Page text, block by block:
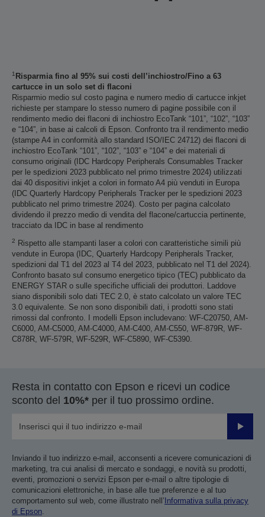
1 Risparmia fino al 95% sui costi dell’inchiostro/Fino a 63
cartucce in un solo set di flaconi
Risparmio medio sul costo pagina e numero medio di cartucce inkjet
richieste per stampare lo stesso numero di pagine possibile con il
rendimento medio dei flaconi di inchiostro EcoTank “101”, “102”, “103”
e “104”, in base ai calcoli di Epson. Confronto tra il rendimento medio
(stampe A4 in conformità allo standard ISO/IEC 24712) dei flaconi di
inchiostro EcoTank “101”, “102”, “103” e “104” e dei materiali di
consumo originali (IDC Hardcopy Peripherals Consumables Tracker
per le spedizioni 2023 pubblicato nel primo trimestre 2024) utilizzati
dai 40 dispositivi inkjet a colori in formato A4 più venduti in Europa
(IDC Quarterly Hardcopy Peripherals Tracker per le spedizioni 2023
pubblicato nel primo trimestre 2024). Costo per pagina calcolato
dividendo il prezzo medio di vendita del flacone/cartuccia pertinente,
tracciato da IDC in base al rendimento
2
Rispetto alle stampanti laser a colori con caratteristiche simili più
vendute in Europa (IDC, Quarterly Hardcopy Peripherals Tracker,
spedizioni dal T1 del 2023 al T4 del 2023, pubblicato nel T1 del 2024).
Confronto basato sul consumo energetico tipico (TEC) pubblicato da
ENERGY STAR o sulle specifiche ufficiali dei produttori. Laddove
siano disponibili solo dati TEC 2.0, è stato calcolato un valore TEC
3.0 equivalente. Se non sono disponibili dati, i prodotti sono stati
rimossi dal confronto. I modelli Epson includevano: WF-C20750, AM-
C6000, AM-C5000, AM-C4000, AM-C400, AM-C550, WF-879R, WF-
C878R, WF-579R, WF-529R, WF-C5890, WF-C5390.
Resta in contatto con Epson e ricevi un codice
sconto del 10%* per il tuo prossimo ordine.
Invia
Inviando il tuo indirizzo e-mail, acconsenti a ricevere comunicazioni di
marketing, tra cui analisi di mercato e sondaggi, e novità su prodotti,
eventi, promozioni o servizi Epson per e-mail o altre tipologie di
comunicazioni elettroniche, in base alle tue preferenze e al tuo
comportamento sul web, come illustrato nell’ Informativa sulla privacy
di Epson.